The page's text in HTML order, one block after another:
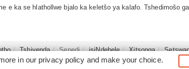
e ka se hlathollwe bjalo ka keletšo ya kalafo. Tshedimošo
Tshivenḓa Sepedi isiNdebele Xitsonga
South Africa Online (Pty) Ltd. SouthAfrica.co.za. All Rights
in our privacy policy and make your choice.